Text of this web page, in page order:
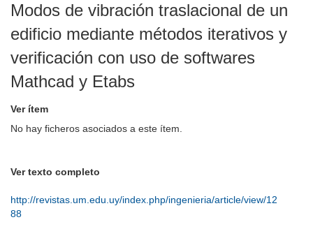
Modos de vibración traslacional de un
edificio mediante métodos iterativos y
verificación con uso de softwares
Mathcad y Etabs
Ver ítem
No hay ficheros asociados a este ítem.
Ver texto completo
http://revistas.um.edu.uy/index.php/ingenieria/article/view/12
88